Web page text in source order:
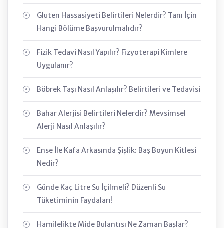
Gluten Hassasiyeti Belirtileri Nelerdir? Tanı İçin
Hangi Bölüme Başvurulmalıdır?
Fizik Tedavi Nasıl Yapılır? Fizyoterapi Kimlere
Uygulanır?
Böbrek Taşı Nasıl Anlaşılır? Belirtileri ve Tedavisi
Bahar Alerjisi Belirtileri Nelerdir? Mevsimsel
Alerji Nasıl Anlaşılır?
Ense İle Kafa Arkasında Şişlik: Baş Boyun Kitlesi
Nedir?
Günde Kaç Litre Su İçilmeli? Düzenli Su
Tüketiminin Faydaları!
Hamilelikte Mide Bulantısı Ne Zaman Başlar?